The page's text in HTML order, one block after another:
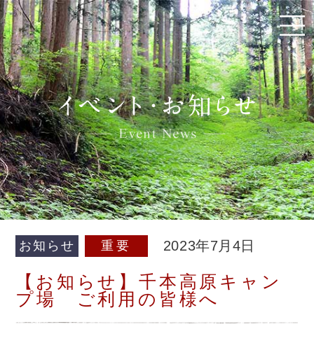
お知らせ 重要 2023年7月4日
【お知らせ】千本高原キャン
プ場 ご利用の皆様へ